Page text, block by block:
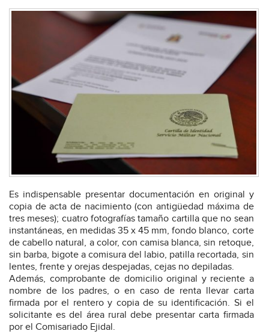
Es indispensable presentar documentación en original y
copia de acta de nacimiento (con antigüedad máxima de
tres meses); cuatro fotografías tamaño cartilla que no sean
instantáneas, en medidas 35 x 45 mm, fondo blanco, corte
de cabello natural, a color, con camisa blanca, sin retoque,
sin barba, bigote a comisura del labio, patilla recortada, sin
lentes, frente y orejas despejadas, cejas no depiladas.
Además, comprobante de domicilio original y reciente a
nombre de los padres, o en caso de renta llevar carta
firmada por el rentero y copia de su identificación. Si el
solicitante es del área rural debe presentar carta firmada
por el Comisariado Ejidal.